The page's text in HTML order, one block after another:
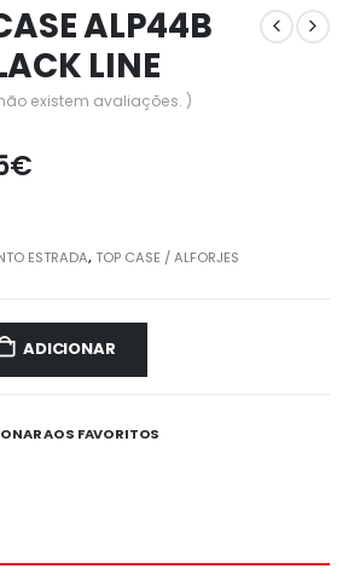
ALP44B
LINE
existem avaliações. )
€
ESTRADA,TOP CASE / ALFORJES
ADICIONAR
AOS FAVORITOS